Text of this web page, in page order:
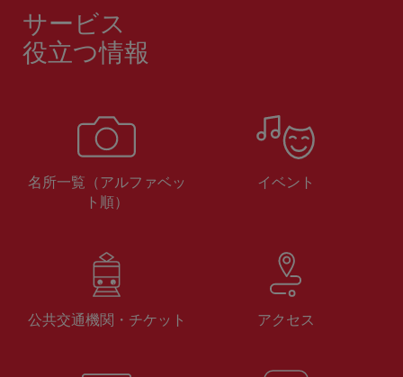
サービス
役立つ情報
名所一覧（アルファベッ
ト順）
イベント
公共交通機関・チケット アクセス